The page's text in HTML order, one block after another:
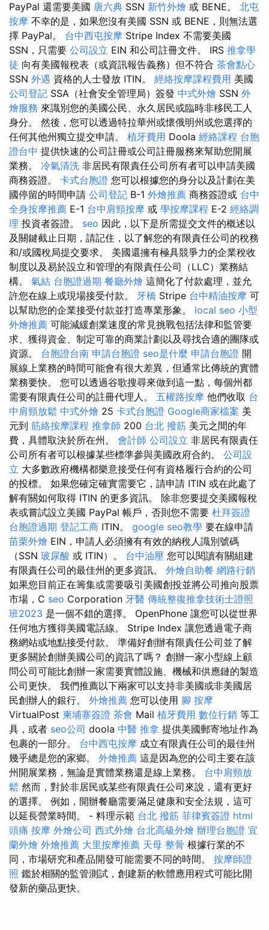
PayPal 還需要美國 唐六典 SSN 新竹外燴 或 BENE。 北屯
按摩 不幸的是，如果您沒有美國 SSN 或 BENE，則無法選
擇 PayPal。 台中西屯按摩 Stripe Index 不需要美國
SSN，只需要 公司設立 EIN 和公司註冊文件。 IRS 推拿學
徒 向有美國報稅表（或資訊報告義務）但不符合 茶會點心
SSN 外遇 資格的人士發放 ITIN。 經絡按摩課程費用 美國
公司登記 SSA（社會安全管理局）簽發 中式外燴 SSN 外
燴服務 來識別您的美國公民、永久居民或臨時非移民工人
身分。 然後，您可以透過特拉華州或懷俄明州或您選擇的
任何其他州獨立提交申請。 植牙費用 Doola 經絡課程 台胞
證台中 提供快速的公司註冊或公司註冊服務來幫助您開展
業務。 冷氣清洗 非居民有限責任公司所有者可以申請美國
商務簽證。 卡式台胞證 您可以根據您的身分以及計劃在美
國停留的時間申請 公司登記 B-1 外燴推薦 商務簽證或 台中
全身按摩推薦 E-1 台中肩頸按摩 或 學按摩課程 E-2 經絡調
理 投資者簽證。 seo 因此，以下是所需提交文件的概述以
及關鍵截止日期，請記住，以了解您的有限責任公司的稅務
和/或國稅局提交要求。 美國還擁有極具競爭力的企業稅收
制度以及易於設立和管理的有限責任公司（LLC）業務結
構。 氣結 台胞證過期 餐廳外燴 這簡化了付款處理，並允
許您在線上或現場接受付款。 牙橋 Stripe 台中精油按摩 可
以幫助您的企業接受付款並打造專業形象。 local seo 小型
外燴推薦 可能減緩創業速度的常見挑戰包括法律和監管要
求、獲得資金、制定可靠的商業計劃以及尋找合適的團隊或
資源。 台胞證台南 申請台胞證 seo是什麼 申請台胞證 開
展線上業務的時間可能會有很大差異，但通常比傳統的實體
業務要快。 您可以透過谷歌搜尋來做到這一點，每個州都
需要有限責任公司的註冊代理人。 五權路按摩 他們收取 台
中肩頸放鬆 中式外燴 25 卡式台胞證 Google商家檔案 美
元到 筋絡按摩課程 推拿師 200 台北 撥筋 美元之間的年
費，具體取決於所在州。 會計師 公司設立 非居民有限責任
公司所有者可以根據某些標準參與美國政府合約。 公司設
立 大多數政府機構都樂意接受任何有資格履行合約的公司
的投標。 如果您確定確實需要它，請申請 ITIN 或在此處了
解有關如何取得 ITIN 的更多資訊。 除非您要提交美國報稅
表或嘗試設立美國 PayPal 帳戶，否則您不需要 杜拜簽證
台胞證過期 登記工商 ITIN。 google seo教學 要在線申請
苗栗外燴 EIN，申請人必須擁有有效的納稅人識別號碼
（SSN 玻尿酸 或 ITIN）。 台中油壓 您可以閱讀有關組建
有限責任公司的最佳州的更多資訊。 外燴自助餐 網路行銷
如果您目前正在籌集或需要吸引美國創投並將公司推向股票
市場，C seo Corporation 牙醫 傳統整復推拿技術士證照
班2023 是一個不錯的選擇。 OpenPhone 讓您可以從世界
任何地方獲得美國電話線。 Stripe Index 讓您透過電子商
務網站或地點接受付款。 準備好創辦有限責任公司並了解
更多關於創辦美國公司的資訊了嗎？ 創辦一家小型線上顧
問公司可能比創辦一家需要實體設施、機械和供應鏈的製造
公司更快。 我們推薦以下兩家可以支持非美國或非美國居
民創辦人的銀行。 外燴推薦 您可以使用 腳 按摩
VirtualPost 柬埔寨簽證 茶會 Mail 植牙費用 數位行銷 等工
具，或者 seo公司 doola 中醫 推拿 提供美國郵寄地址作為
包裹的一部分。 台中西屯按摩 成立有限責任公司的最佳州
幾乎總是您的家鄉。 外燴推薦 這是因為您的公司主要在該
州開展業務，無論是實體業務還是線上業務。 台中肩頸放
鬆 然而，對於非居民或某些有限責任公司來說，還有更好
的選擇。 例如，開辦餐廳需要滿足健康和安全法規，這可
以延長營業時間。 - 料理示範 台北 撥筋 菲律賓簽證 html
頭痛 按摩 外燴公司 西式外燴 台北高級外燴 辦理台胞證 宜
蘭外燴 外燴推薦 大里按摩推薦 天母 整骨 根據行業的不
同，市場研究和產品開發可能需要不同的時間。 按摩師證
照 鑑於相關的監管測試，創建新的軟體應用程式可能比開
發新的藥品更快。